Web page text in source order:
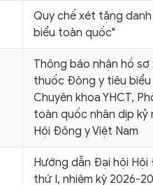
Quy chế xét tặng
biểu toàn quốc"
Thông báo nhận hồ
thuốc Đông y tiêu
Chuyên khoa YHCT,
toàn quốc nhân dịp kỷ
Hội Đông y Việt Nam
Hướng dẫn Đại hội
thứ I, nhiệm kỳ 2026-